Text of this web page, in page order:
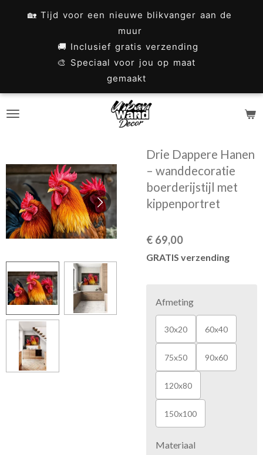
🏡 Tijd voor een nieuwe blikvanger aan de
muur
🚚 Inclusief gratis verzending
🎨 Speciaal voor jou op maat
gemaakt
Drie Dappere Hanen
– wanddecoratie
boerderijstijl met
kippenportret
€ 69,00
GRATIS verzending
Afmeting
30x20 60x40
75x50 90x60
120x80
150x100
Materiaal